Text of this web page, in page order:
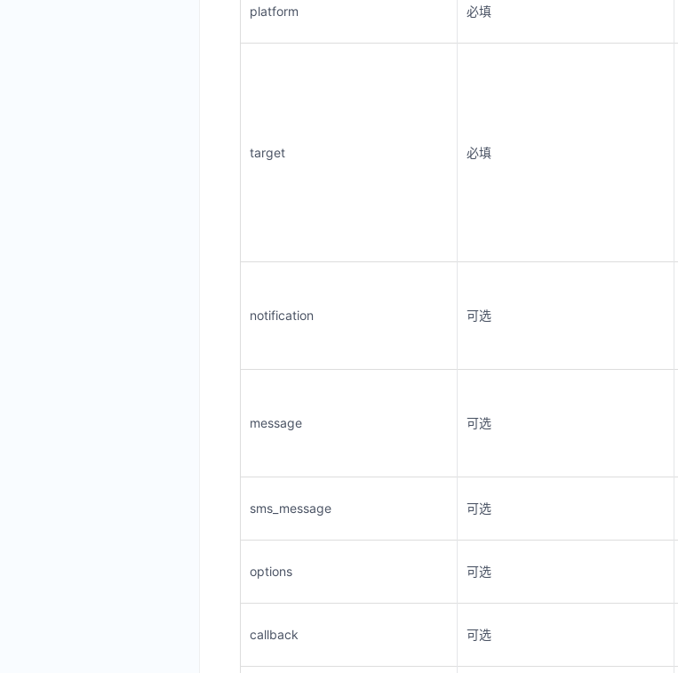
platform 必填
target 必填
notification 可选
message 可选
sms_message 可选
options 可选
callback 可选